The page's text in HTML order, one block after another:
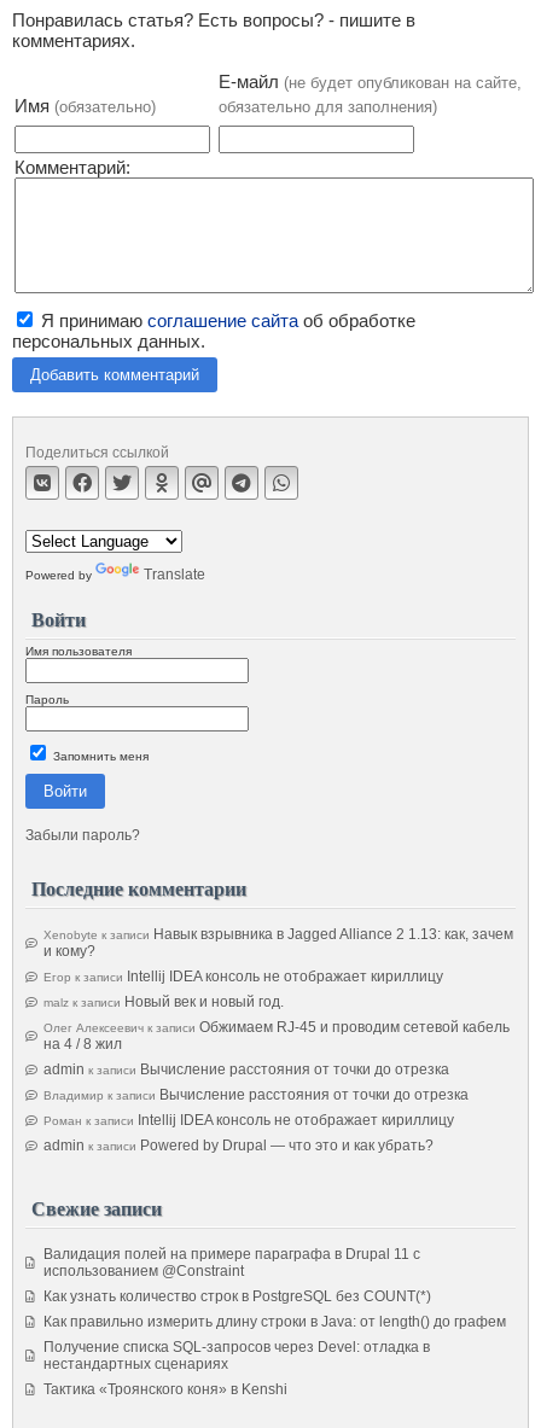
Понравилась статья? Есть вопросы? - пишите в
комментариях.
Имя (обязательно)
Е-майл (не будет опубликован на сайте,
обязательно для заполнения)
Комментарий:
Я принимаю соглашение сайта об обработке
персональных данных.
Добавить комментарий
Поделиться ссылкой
Powered by Translate
Войти
Имя пользователя
Пароль
Запомнить меня
Войти
Забыли пароль?
Последние комментарии
Xenobyte к записи Навык взрывника в Jagged Alliance 2 1.13: как, зачем
и кому?
Егор к записи Intellij IDEA консоль не отображает кириллицу
malz к записи Новый век и новый год.
Олег Алексеевич к записи Обжимаем RJ-45 и проводим сетевой кабель
на 4 / 8 жил
admin к записи Вычисление расстояния от точки до отрезка
Владимир к записи Вычисление расстояния от точки до отрезка
Роман к записи Intellij IDEA консоль не отображает кириллицу
admin к записи Powered by Drupal — что это и как убрать?
Свежие записи
Валидация полей на примере параграфа в Drupal 11 с
использованием @Constraint
Как узнать количество строк в PostgreSQL без COUNT(*)
Как правильно измерить длину строки в Java: от length() до графем
Получение списка SQL-запросов через Devel: отладка в
нестандартных сценариях
Тактика «Троянского коня» в Kenshi